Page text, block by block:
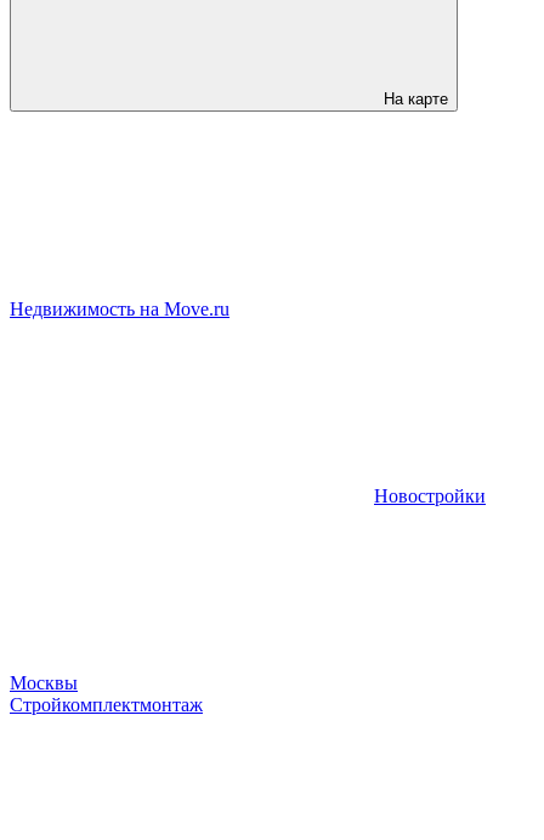
На карте
Недвижимость на Move.ru
Новостройки
Москвы
Стройкомплектмонтаж